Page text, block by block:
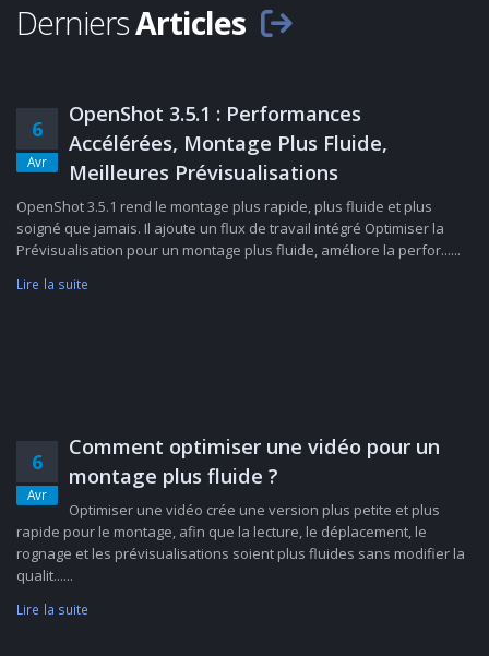
DerniersArticles
6
Avr
OpenShot 3.5.1 : Performances
Accélérées, Montage Plus Fluide,
Meilleures Prévisualisations
OpenShot 3.5.1 rend le montage plus rapide, plus fluide et plus
soigné que jamais. Il ajoute un flux de travail intégré Optimiser la
Prévisualisation pour un montage plus fluide, améliore la perfor......
Lire la suite
6
Avr
Comment optimiser une vidéo pour un
montage plus fluide ?
Optimiser une vidéo crée une version plus petite et plus
rapide pour le montage, afin que la lecture, le déplacement, le
rognage et les prévisualisations soient plus fluides sans modifier la
qualit......
Lire la suite